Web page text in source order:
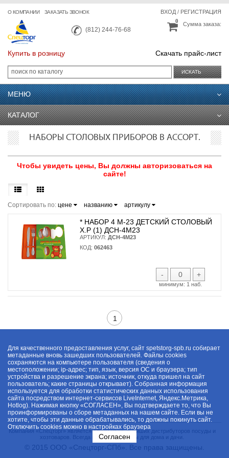
О КОМПАНИИ ЗАКАЗАТЬ ЗВОНОК
(812) 244-76-68
ВХОД/ РЕГИСТРАЦИЯ
Сумма заказа:
0
Купить в розницу Скачать прайс-лист
ИСКАТЬ
МЕНЮ
КАТАЛОГ
НАБОРЫ СТОЛОВЫХ ПРИБОРОВ В АССОРТ.
Чтобы увидеть цены, Вы должны авторизоваться на
сайте!
Сортировать по: цене названию артикулу
* НАБОР 4 М-23 ДЕТСКИЙ СТОЛОВЫЙ
Х.Р (1) ДСН-4М23
АРТИКУЛ: ДСН-4М23
КОД: 062463
- +
минимум: 1 наб.
1
Компания «Спецторг» является одним из крупнейших дистрибуторов посуды и
хозтоваров. Всегда в наличии товары для дома и дачи.
© 2015 ООО «Спецторг-СПб». Все права защищены.
Для качественного предоставления услуг, сайт spetstorg-spb.ru собирает
метаданные вновь зашедших пользователей. Файлы cookies
сохраняются на компьютере пользователя (сведения о
местоположении; ip-адрес; тип, язык, версия ОС и браузера; тип
устройства и разрешение экрана; источник, откуда пришел на сайт
пользователь; какие страницы открывает). Собранная информация
используется для обработки статистических данных использования
сайта посредством интернет-сервисов LiveInternet, Яндекс.Метрика,
Hotlog). Нажимая кнопку «СОГЛАСЕН», Вы подтверждаете то, что Вы
проинформированы о сборе метаданных на нашем сайте. Если вы не
хотите, чтобы эти данные обрабатывались, то должны покинуть сайт.
Отключить cookies можно в настройках браузера
Согласен